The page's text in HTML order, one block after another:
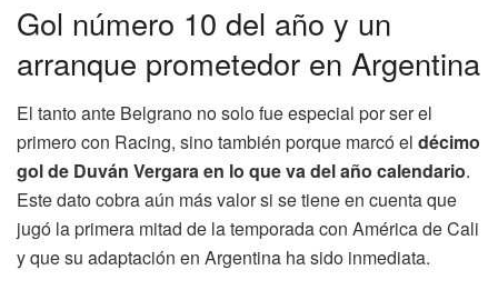
Gol número 10 del año y un
arranque prometedor en Argentina
El tanto ante Belgrano no solo fue especial por ser el
primero con Racing, sino también porque marcó el décimo
gol de Duván Vergara en lo que va del año calendario.
Este dato cobra aún más valor si se tiene en cuenta que
jugó la primera mitad de la temporada con América de Cali
y que su adaptación en Argentina ha sido inmediata.